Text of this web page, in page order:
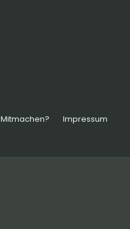
Mitmachen?
Impressum